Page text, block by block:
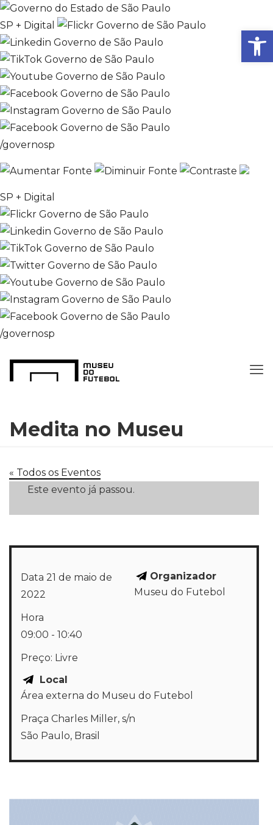
SP + Digital
/governosp
SP + Digital
/governosp
Medita no Museu
« Todos os Eventos
Este evento já passou.
Data 21 de maio de
2022
Hora
09:00 - 10:40
Preço: Livre
Local
Área externa do Museu do Futebol
Praça Charles Miller, s/n
São Paulo, Brasil
Organizador
Museu do Futebol